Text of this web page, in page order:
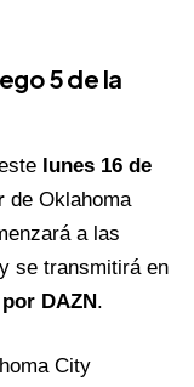
5 de la
lunes 16 de
de Oklahoma
a las
y se transmitirá en
DAZN.
City